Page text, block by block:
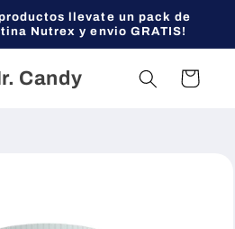
llevate un pack de
Nutrex y envio GRATIS!
Candy Carrito